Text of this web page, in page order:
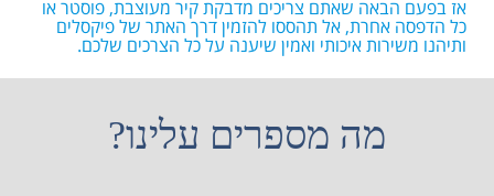
אז בפעם הבאה שאתם צריכים מדבקת קיר מעוצבת, פוסטר או
כל הדפסה אחרת, אל תהססו להזמין דרך האתר של פיקסלים
ותיהנו משירות איכותי ואמין שיענה על כל הצרכים שלכם.
מה מספרים עלינו?